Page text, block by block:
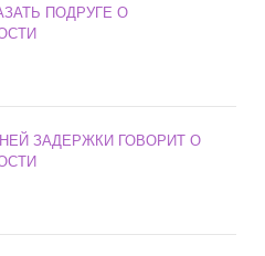
ПОДРУГЕ О
ЗАДЕРЖКИ ГОВОРИТ О